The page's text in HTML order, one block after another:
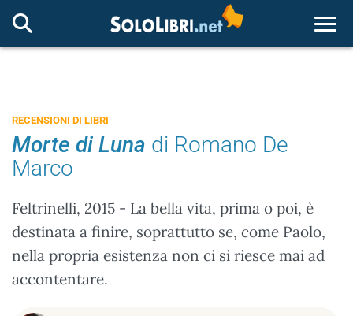
RECENSIONI DI LIBRI
Morte di Luna di Romano De
Marco
Feltrinelli, 2015 - La bella vita, prima o poi, è
destinata a finire, soprattutto se, come Paolo,
nella propria esistenza non ci si riesce mai ad
accontentare.